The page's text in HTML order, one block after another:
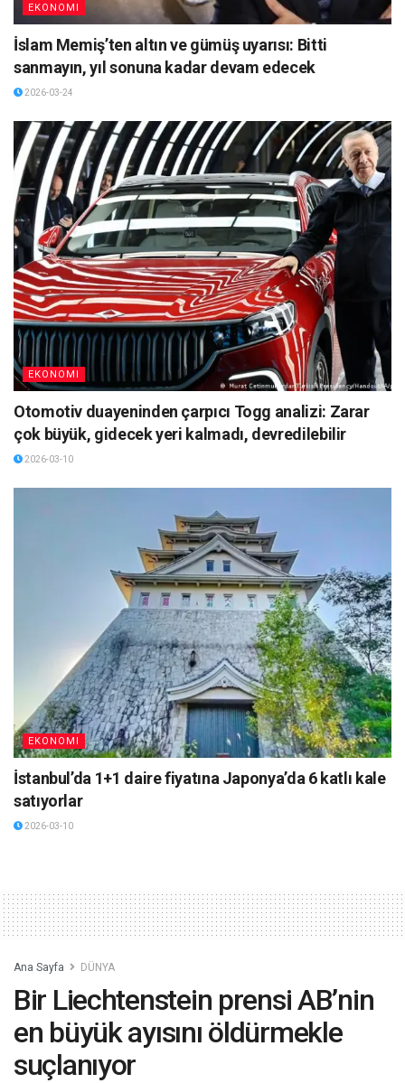
EKONOMI
İslam Memiş’ten altın ve gümüş uyarısı: Bitti
sanmayın, yıl sonuna kadar devam edecek
2026-03-24
EKONOMI
Otomotiv duayeninden çarpıcı Togg analizi: Zarar
çok büyük, gidecek yeri kalmadı, devredilebilir
2026-03-10
EKONOMI
İstanbul’da 1+1 daire fiyatına Japonya’da 6 katlı kale
satıyorlar
2026-03-10
Ana Sayfa DÜNYA
Bir Liechtenstein prensi AB’nin
en büyük ayısını öldürmekle
suçlanıyor